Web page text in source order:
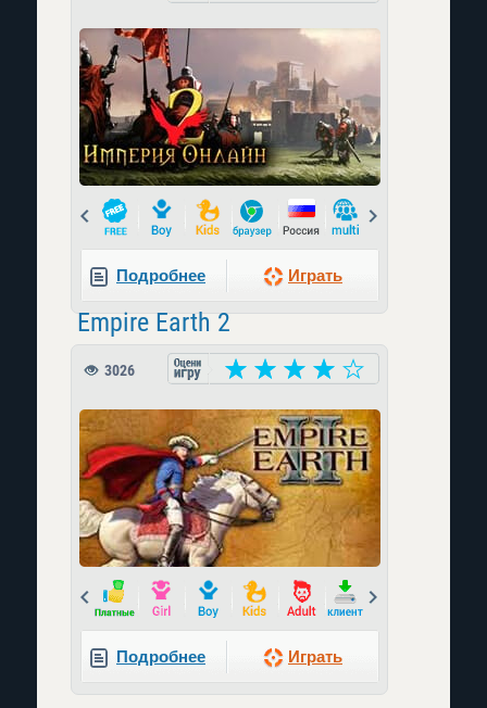
Prev
Подробнее Играть
Empire Earth 2
3026
Prev
Подробнее Играть